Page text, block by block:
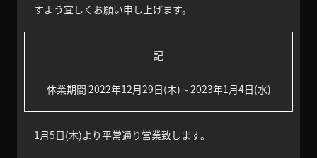
すよう宜しくお願い申し上げます。
記
休業期間 2022年12月29日(木)～2023年1月4日(水)
1月5日(木)より平常通り営業致します。